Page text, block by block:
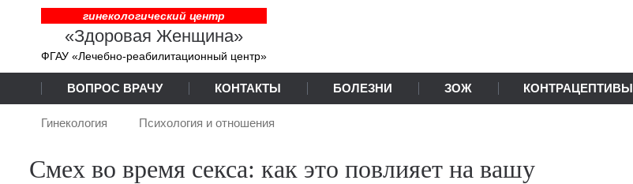
гинекологический центр
«Здоровая Женщина»
ФГАУ «Лечебно-реабилитационный центр»
ВОПРОС ВРАЧУ КОНТАКТЫ БОЛЕЗНИ ЗОЖ КОНТРАЦЕПТИВЫ
Гинекология Психология и отношения
Смех во время секса: как это повлияет на вашу